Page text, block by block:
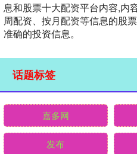
息和股票十大配资平台内容,内
周配资、按月配资等信息的股
准确的投资信息。
话题标签
嘉多网
发布